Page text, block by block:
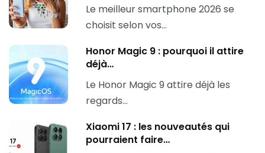
Le meilleur smartphone 2026 se
choisit selon vos…
Honor Magic 9 : pourquoi il attire
déjà…
Le Honor Magic 9 attire déjà les
regards…
Xiaomi 17 : les nouveautés qui
pourraient faire…